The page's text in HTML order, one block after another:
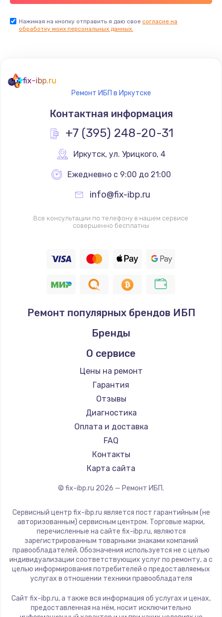
Нажимая на кнопку отправить я даю свое согласие на
обработку моих персональных данных.
fix-ibp.ru
Ремонт ИБП в Иркутске
Контактная информация
+7 (395) 248-20-31
Иркутск, ул. Урицкого, 4
Ежедневно с 9:00 до 21:00
info@fix-ibp.ru
Все консультации по телефону в нашем сервисе
совершенно бесплатны
Ремонт популярных брендов ИБП
Бренды
О сервисе
Цены на ремонт
Гарантия
Отзывы
Диагностика
Оплата и доставка
FAQ
Контакты
Карта сайта
© fix-ibp.ru 2026 — Ремонт ИБП.
Сервисный центр fix-ibp.ru является пост гарантийным (не
авторизованным) сервисным центром. Торговые марки,
перечисленные на сайте fix-ibp.ru, являются
зарегистрированным товарными знаками компаний
правообладателей. Обозначения используется не с целью
индивидуализации соответствующих услуг по ремонту, а с
целью информирования потребителей о предоставляемых
услугах в отношении техники правообладателя
Сайт fix-ibp.ru, а также вся информация об услугах и ценах,
предоставленная на нём, носит исключительно